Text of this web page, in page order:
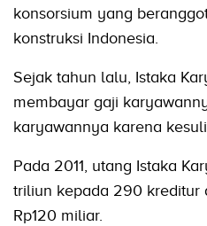
konsorsium yang
konstruksi Indonesia.
Sejak tahun lalu, Istaka
membayar gaji
karyawannya karena
Pada 2011, utang Istaka
triliun kepada 290 kreditur
Rp120 miliar.